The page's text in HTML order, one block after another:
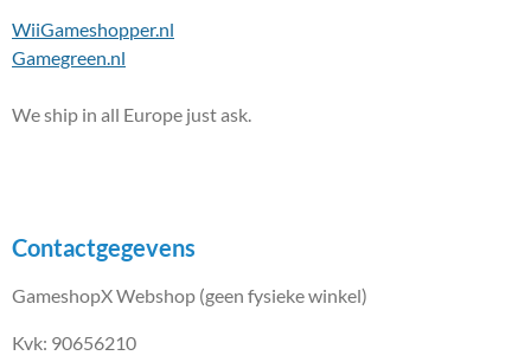
WiiGameshopper.nl
Gamegreen.nl
We ship in all Europe just ask.
Contactgegevens
GameshopX Webshop (geen fysieke winkel)
Kvk: 90656210